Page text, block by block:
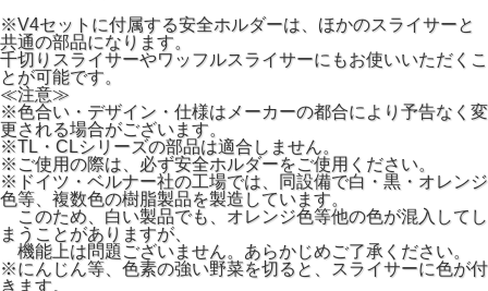
※V4セットに付属する安全ホルダーは、ほかのスライサーと
共通の部品になります。
千切りスライサーやワッフルスライサーにもお使いいただくこ
とが可能です。
≪注意≫
※色合い・デザイン・仕様はメーカーの都合により予告なく変
更される場合がございます。
※TL・CLシリーズの部品は適合しません。
※ご使用の際は、必ず安全ホルダーをご使用ください。
※ドイツ・ベルナー社の工場では、同設備で白・黒・オレンジ
色等、複数色の樹脂製品を製造しています。
このため、白い製品でも、オレンジ色等他の色が混入してし
まうことがありますが、
機能上は問題ございません。あらかじめご了承ください。
※にんじん等、色素の強い野菜を切ると、スライサーに色が付
きます。